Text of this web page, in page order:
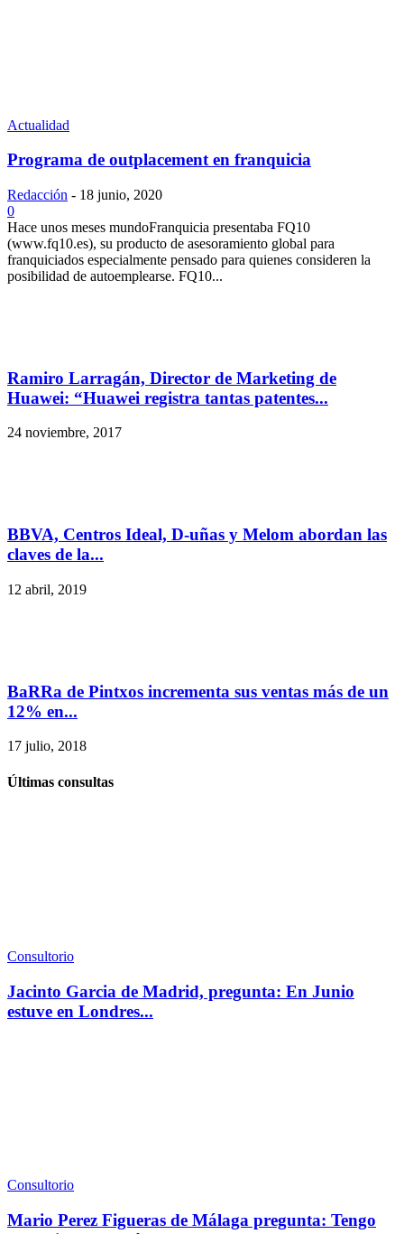
Actualidad
Programa de outplacement en franquicia
Redacción - 18 junio, 2020
0
Hace unos meses mundoFranquicia presentaba FQ10
(www.fq10.es), su producto de asesoramiento global para
franquiciados especialmente pensado para quienes consideren la
posibilidad de autoemplearse. FQ10...
Ramiro Larragán, Director de Marketing de
Huawei: “Huawei registra tantas patentes...
24 noviembre, 2017
BBVA, Centros Ideal, D-uñas y Melom abordan las
claves de la...
12 abril, 2019
BaRRa de Pintxos incrementa sus ventas más de un
12% en...
17 julio, 2018
Últimas consultas
Consultorio
Jacinto Garcia de Madrid, pregunta: En Junio
estuve en Londres...
Consultorio
Mario Perez Figueras de Málaga pregunta: Tengo